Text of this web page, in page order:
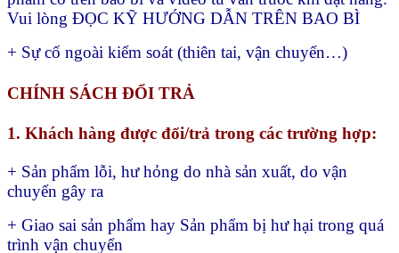
Vui lòng ĐỌC KỸ HƯỚNG DẪN TRÊN BAO BÌ
+ Sự cố ngoài kiểm soát (thiên tai, vận chuyển…)
CHÍNH SÁCH ĐỔI TRẢ
1. Khách hàng được đổi/trả trong các trường hợp:
+ Sản phẩm lỗi, hư hỏng do nhà sản xuất, do vận
chuyển gây ra
+ Giao sai sản phẩm hay Sản phẩm bị hư hại trong quá
trình vận chuyển